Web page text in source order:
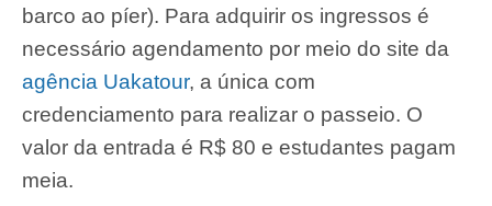
barco ao píer). Para adquirir os ingressos é
necessário agendamento por meio do site da
agência Uakatour, a única com
credenciamento para realizar o passeio. O
valor da entrada é R$ 80 e estudantes pagam
meia.